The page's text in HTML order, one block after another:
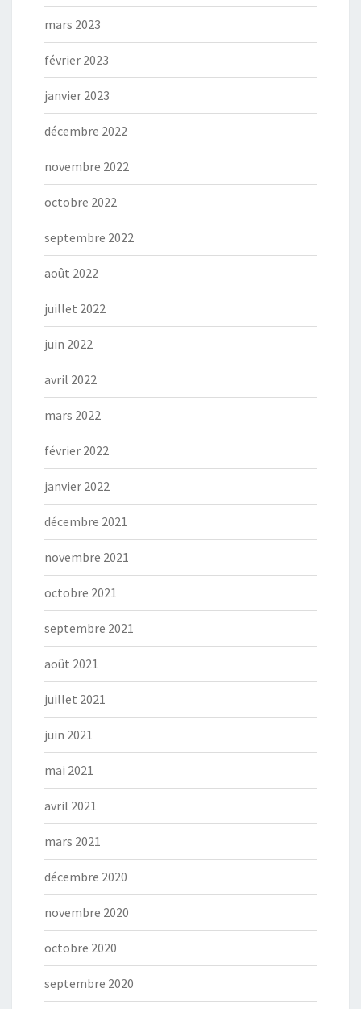
mars 2023
février 2023
janvier 2023
décembre 2022
novembre 2022
octobre 2022
septembre 2022
août 2022
juillet 2022
juin 2022
avril 2022
mars 2022
février 2022
janvier 2022
décembre 2021
novembre 2021
octobre 2021
septembre 2021
août 2021
juillet 2021
juin 2021
mai 2021
avril 2021
mars 2021
décembre 2020
novembre 2020
octobre 2020
septembre 2020